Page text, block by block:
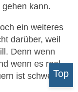
kann.
ein weiteres
darüber, weil
Denn wenn
wenn es real
ist schwer.Top